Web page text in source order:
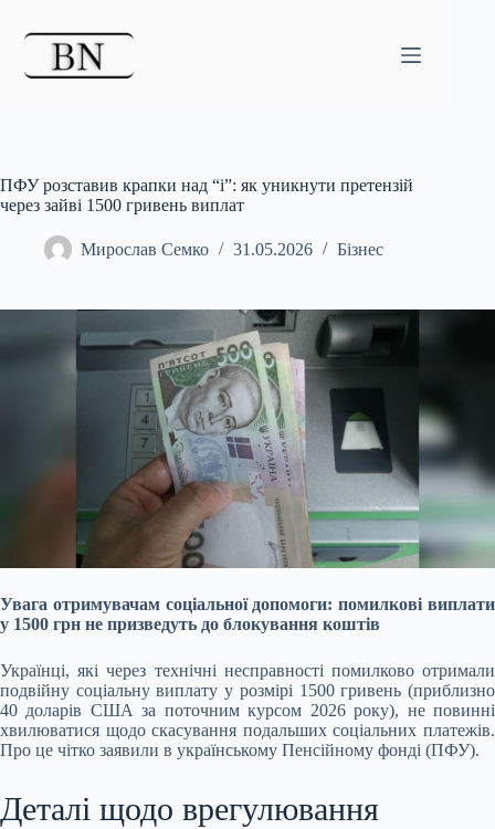
ПФУ розставив крапки над “і”: як уникнути претензій
через зайві 1500 гривень виплат
Мирослав Семко 31.05.2026 Бізнес
Увага отримувачам соціальної допомоги: помилкові виплати
у 1500 грн не призведуть до блокування коштів
Українці, які через технічні несправності помилково отримали
подвійну соціальну виплату у розмірі 1500 гривень (приблизно
40 доларів США за поточним курсом 2026 року), не повинні
хвилюватися щодо скасування подальших соціальних платежів.
Про це чітко заявили в українському Пенсійному фонді (ПФУ).
Деталі щодо врегулювання